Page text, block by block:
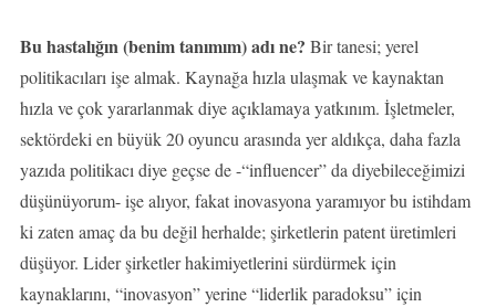
Bu hastalığın (benim tanımım) adı ne? Bir tanesi; yerel
politikacıları işe almak. Kaynağa hızla ulaşmak ve kaynaktan
hızla ve çok yararlanmak diye açıklamaya yatkınım. İşletmeler,
sektördeki en büyük 20 oyuncu arasında yer aldıkça, daha fazla
yazıda politikacı diye geçse de -“influencer” da diyebileceğimizi
düşünüyorum- işe alıyor, fakat inovasyona yaramıyor bu istihdam
ki zaten amaç da bu değil herhalde; şirketlerin patent üretimleri
düşüyor. Lider şirketler hakimiyetlerini sürdürmek için
kaynaklarını, “inovasyon” yerine “liderlik paradoksu” için